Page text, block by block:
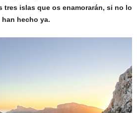
tres islas que os enamorarán, si no lo
han hecho ya.